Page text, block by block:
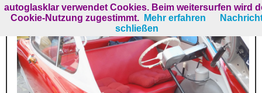
autoglasklar verwendet Cookies. Beim weitersurfen wird
Cookie-Nutzung zugestimmt.
Mehr erfahren
schließen